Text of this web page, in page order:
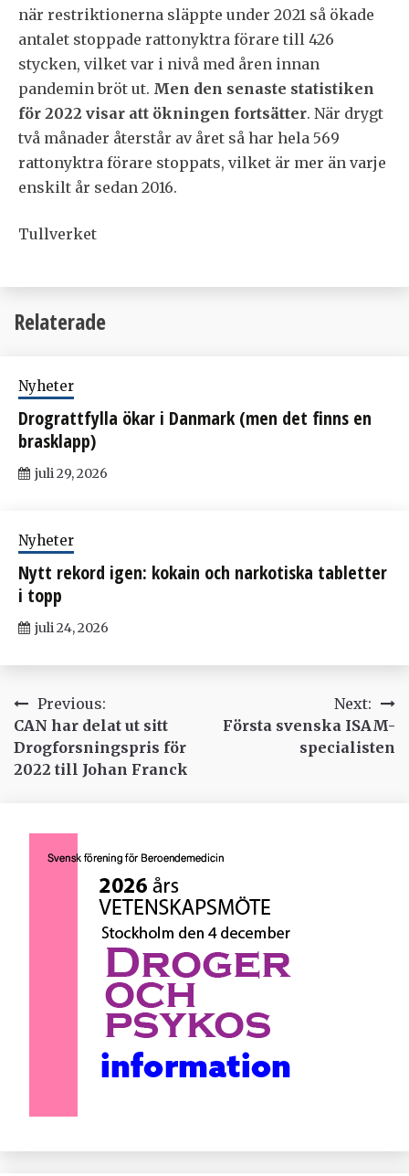
när restriktionerna släppte under 2021 så ökade
antalet stoppade rattonyktra förare till 426
stycken, vilket var i nivå med åren innan
pandemin bröt ut. Men den senaste statistiken
för 2022 visar att ökningen fortsätter. När drygt
två månader återstår av året så har hela 569
rattonyktra förare stoppats, vilket är mer än varje
enskilt år sedan 2016.
Tullverket
Relaterade
Nyheter
Drograttfylla ökar i Danmark (men det finns en
brasklapp)
juli 29, 2026
Nyheter
Nytt rekord igen: kokain och narkotiska tabletter
i topp
juli 24, 2026
Inläggsnavigering
Previous:
CAN har delat ut sitt
Drogforsningspris för
2022 till Johan Franck
Next:
Första svenska ISAM-
specialisten